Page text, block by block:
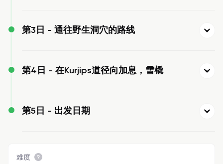
第3日 - 通往野生洞穴的路线
第4日 - 在Kurjips道径向加息，雪橇
第5日 - 出发日期
难度